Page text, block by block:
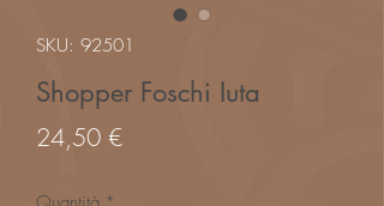
SKU: 92501
Shopper Foschi Iuta
24,50 €Prezzo